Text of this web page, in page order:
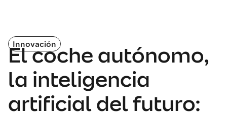
Innovación
El coche autónomo,
la inteligencia
artificial del futuro: